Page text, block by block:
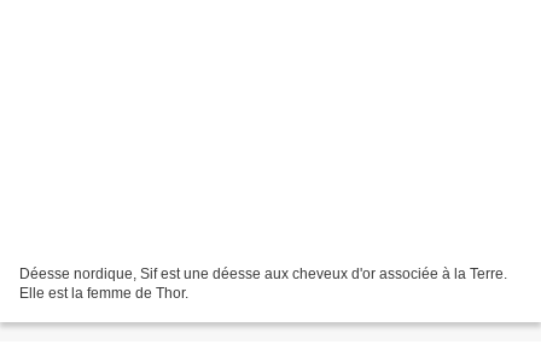
Déesse nordique, Sif est une déesse aux cheveux d'or associée à la Terre.
Elle est la femme de Thor.